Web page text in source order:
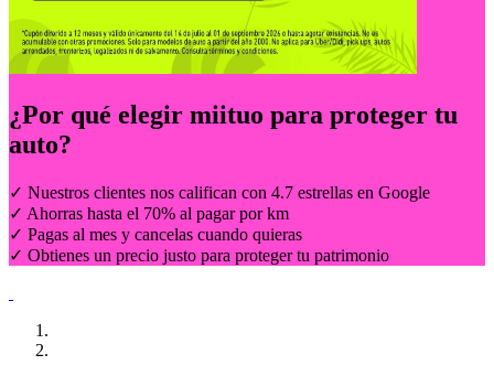
¿Por qué elegir miituo para proteger tu
auto?
✓ Nuestros clientes nos califican con 4.7 estrellas en Google
✓ Ahorras hasta el 70% al pagar por km
✓ Pagas al mes y cancelas cuando quieras
✓ Obtienes un precio justo para proteger tu patrimonio